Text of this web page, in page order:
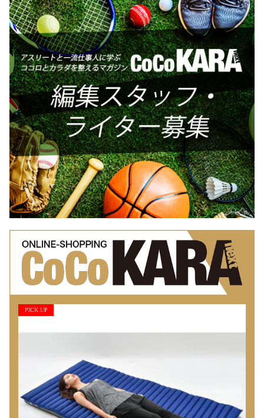
PICK UP